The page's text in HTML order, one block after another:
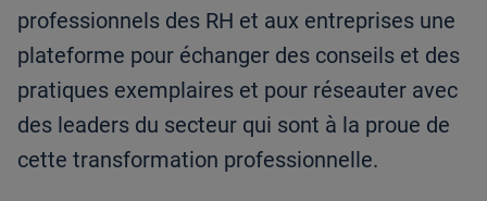
professionnels des RH et aux entreprises une
plateforme pour échanger des conseils et des
pratiques exemplaires et pour réseauter avec
des leaders du secteur qui sont à la proue de
cette transformation professionnelle.